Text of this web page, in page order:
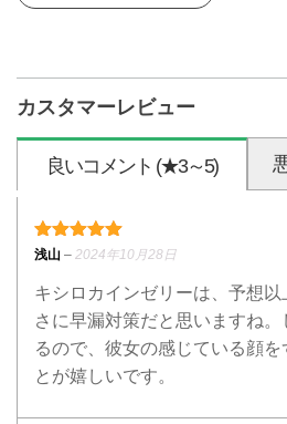
カスタマーレビュー
良いコメント (★3～5)
5段階中5の評価
浅山 – 2024年10月28日
キシロカインゼリーは、予想以
さに早漏対策だと思いますね
るので、彼女の感じている顔を
とが嬉しいです。